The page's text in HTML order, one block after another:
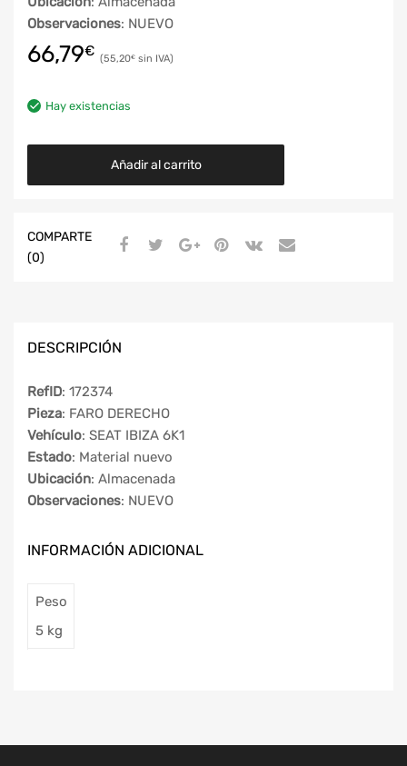
Observaciones: NUEVO
66,79€ 55,20€
Hay existencias
Añadir al carrito
COMPARTE
(0)
DESCRIPCIÓN
RefID: 172374
Pieza: FARO DERECHO
Vehículo: SEAT IBIZA 6K1
Estado: Material nuevo
Ubicación: Almacenada
Observaciones: NUEVO
INFORMACIÓN ADICIONAL
Peso
5 kg